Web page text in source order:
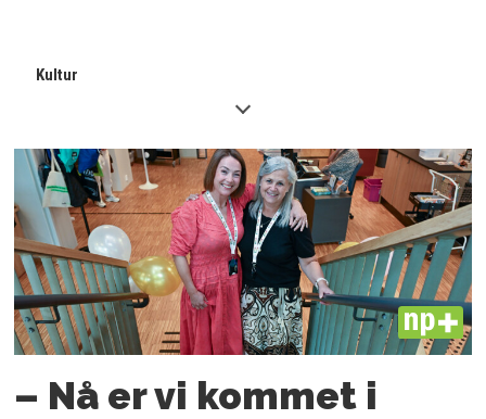
Kultur
PLUS
– Nå er vi kommet i